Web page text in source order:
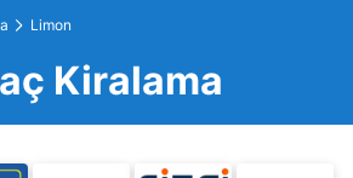
Limon
Kiralama